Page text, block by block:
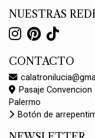
NUESTRAS
CONTACTO
Pasaje
Palermo
Botón de